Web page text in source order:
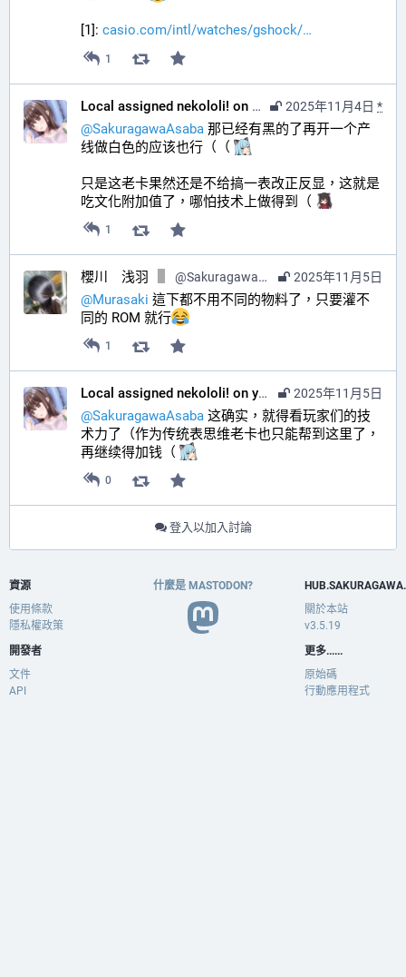
[1]: casio.com/intl/watches/gshock/
1
2025年11月4日 *
Local assigned nekololi! on your timeline :nacholook:
@SakuragawaAsaba 那已经有黑的了再开一个产
线做白色的应该也行（（
只是这老卡果然还是不给搞一表改正反显，这就是
吃文化附加值了，哪怕技术上做得到（
1
2025年11月5日
櫻川 浅羽 @SakuragawaAsaba@hub.sakuragawa.moe
@Murasaki 這下都不用不同的物料了，只要灌不
同的 ROM 就行
1
2025年11月5日
Local assigned nekololi! on your timeline :nacholook:
@SakuragawaAsaba 这确实，就得看玩家们的技
术力了（作为传统表思维老卡也只能帮到这里了，
再继续得加钱（
0
登入以加入討論
資源
使用條款
隱私權政策
開發者
文件
API
什麼是 MASTODON?
關於本站
v3.5.19
更多......
原始碼
行動應用程式